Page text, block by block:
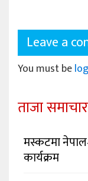
Leave a
You must be
ताजा समाचार
मस्कटमा
कार्यक्रम